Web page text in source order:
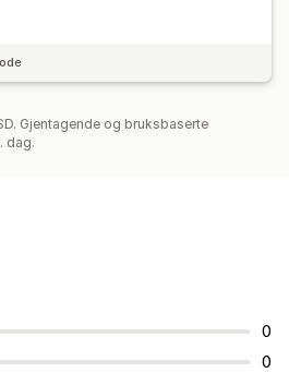
Gjentagende og bruksbaserte
dag.
0
0